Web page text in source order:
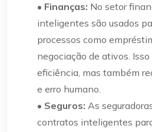
• Finanças: No setor
inteligentes são usados
processos como
negociação de ativos.
eficiência, mas também
e erro humano.
• Seguros: As
contratos inteligentes